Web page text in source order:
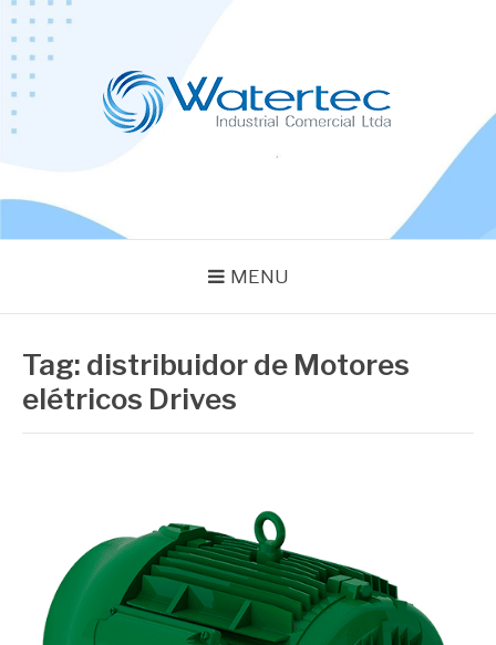
Pular
para
conteúdo
MENU
Tag: distribuidor de Motores
elétricos Drives